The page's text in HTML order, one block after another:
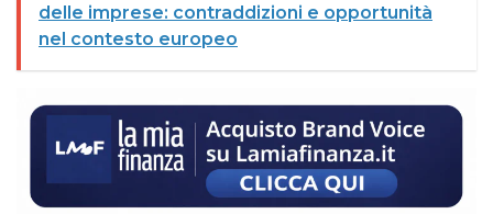
delle imprese: contraddizioni e opportunità
nel contesto europeo